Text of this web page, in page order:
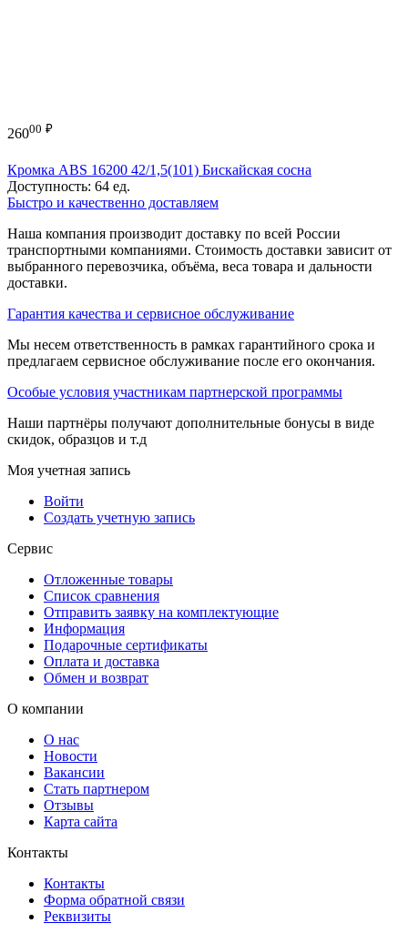
26000 ₽
Кромка ABS 16200 42/1,5(101) Бискайская сосна
Доступность: 64 ед.
Быстро и качественно доставляем
Наша компания производит доставку по всей России
транспортными компаниями. Стоимость доставки зависит от
выбранного перевозчика, объёма, веса товара и дальности
доставки.
Гарантия качества и сервисное обслуживание
Мы несем ответственность в рамках гарантийного срока и
предлагаем сервисное обслуживание после его окончания.
Особые условия участникам партнерской программы
Наши партнёры получают дополнительные бонусы в виде
скидок, образцов и т.д
Моя учетная запись
Войти
Создать учетную запись
Сервис
Отложенные товары
Список сравнения
Отправить заявку на комплектующие
Информация
Подарочные сертификаты
Оплата и доставка
Обмен и возврат
О компании
О нас
Новости
Вакансии
Стать партнером
Отзывы
Карта сайта
Контакты
Контакты
Форма обратной связи
Реквизиты